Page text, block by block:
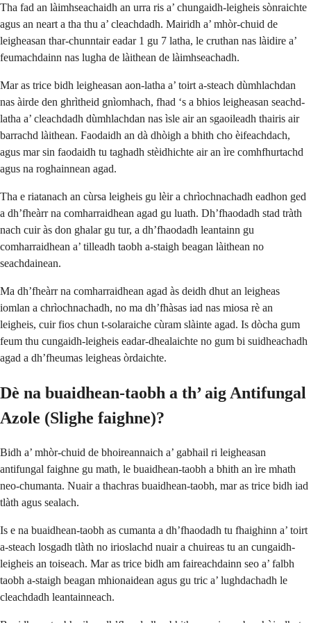
Tha fad an làimhseachaidh an urra ris a’ chungaidh-leigheis sònraichte
agus an neart a tha thu a’ cleachdadh. Mairidh a’ mhòr-chuid de
leigheasan thar-chunntair eadar 1 gu 7 latha, le cruthan nas làidire a’
feumachdainn nas lugha de làithean de làimhseachadh.
Mar as trice bidh leigheasan aon-latha a’ toirt a-steach dùmhlachdan
nas àirde den ghrìtheid gnìomhach, fhad ‘s a bhios leigheasan seachd-
latha a’ cleachdadh dùmhlachdan nas ìsle air an sgaoileadh thairis air
barrachd làithean. Faodaidh an dà dhòigh a bhith cho èifeachdach,
agus mar sin faodaidh tu taghadh stèidhichte air an ìre comhfhurtachd
agus na roghainnean agad.
Tha e riatanach an cùrsa leigheis gu lèir a chrìochnachadh eadhon ged
a dh’fheàrr na comharraidhean agad gu luath. Dh’fhaodadh stad tràth
nach cuir às don ghalar gu tur, a dh’fhaodadh leantainn gu
comharraidhean a’ tilleadh taobh a-staigh beagan làithean no
seachdainean.
Ma dh’fheàrr na comharraidhean agad às deidh dhut an leigheas
iomlan a chrìochnachadh, no ma dh’fhàsas iad nas miosa rè an
leigheis, cuir fios chun t-solaraiche cùram slàinte agad. Is dòcha gum
feum thu cungaidh-leigheis eadar-dhealaichte no gum bi suidheachadh
agad a dh’fheumas leigheas òrdaichte.
Dè na buaidhean-taobh a th’ aig Antifungal
Azole (Slighe faighne)?
Bidh a’ mhòr-chuid de bhoireannaich a’ gabhail ri leigheasan
antifungal faighne gu math, le buaidhean-taobh a bhith an ìre mhath
neo-chumanta. Nuair a thachras buaidhean-taobh, mar as trice bidh iad
tlàth agus sealach.
Is e na buaidhean-taobh as cumanta a dh’fhaodadh tu fhaighinn a’ toirt
a-steach losgadh tlàth no irioslachd nuair a chuireas tu an cungaidh-
leigheis an toiseach. Mar as trice bidh am faireachdainn seo a’ falbh
taobh a-staigh beagan mhionaidean agus gu tric a’ lughdachadh le
cleachdadh leantainneach.